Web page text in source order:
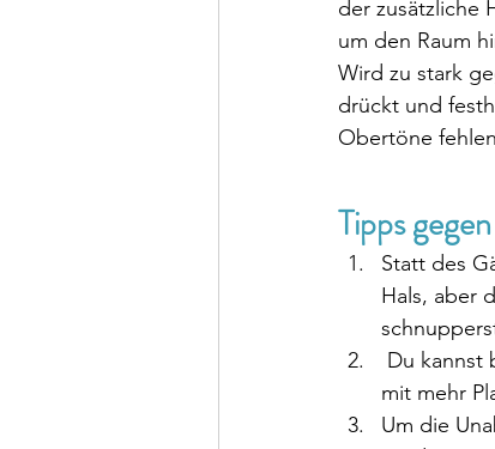
der zusätzliche
um den Raum
Wird zu stark
drückt und
Obertöne
Tipps
Statt des
Hals, aber
mit mehr
Um die